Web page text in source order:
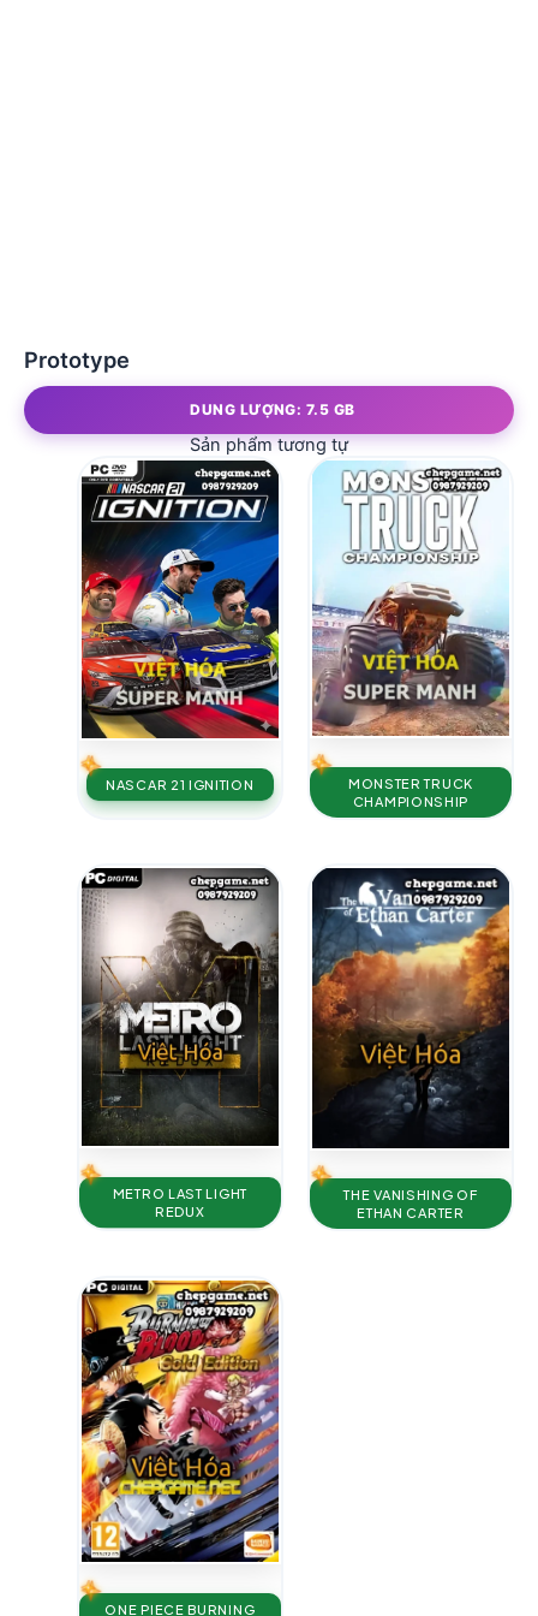
Prototype
DUNG LƯỢNG: 7.5 GB
Sản phẩm tương tự
NASCAR 21 IGNITION
MONSTER TRUCK
CHAMPIONSHIP
METRO LAST LIGHT
REDUX
THE VANISHING OF
ETHAN CARTER
ONE PIECE BURNING